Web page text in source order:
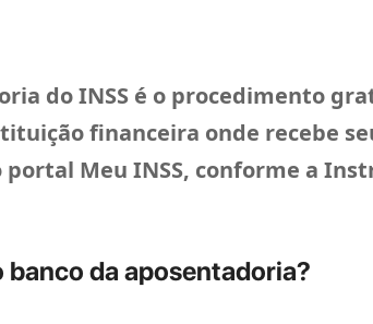
do INSS é o procedimento
financeira onde recebe
Meu INSS, conforme a
da aposentadoria?